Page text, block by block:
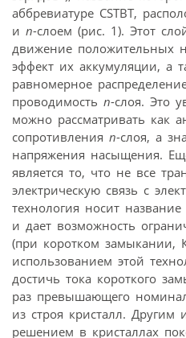
аббревиатуре CSTBT,
и n-слоем (рис. 1). Этот
движение положительных
эффект их аккумуляции, а
равномерное
проводимость n-слоя. Это
можно рассматривать как
сопротивления n-слоя, а
напряжения насыщения.
является то, что не все
электрическую связь с
технология носит
и дает возможность
(при коротком замыкании,
использованием этой
достичь тока короткого
раз превышающего
из строя кристалл.
решением в кристаллах